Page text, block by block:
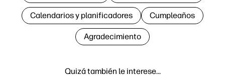
Quizá también le interese…
Calendarios y planificadores Cumpleaños
Agradecimiento